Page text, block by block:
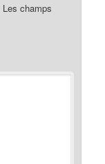
Les champs